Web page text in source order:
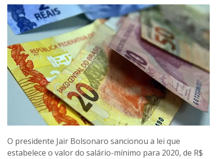
O presidente Jair Bolsonaro sancionou a lei que
estabelece o valor do salário-mínimo para 2020, de R$